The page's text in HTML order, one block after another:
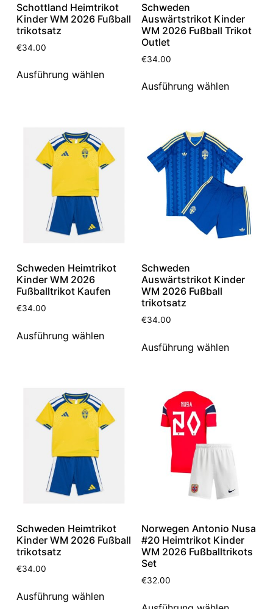
Schottland Heimtrikot
Kinder WM 2026 Fußball
trikotsatz
€34.00
Ausführung wählen
Schweden
Auswärtstrikot Kinder
WM 2026 Fußball Trikot
Outlet
€34.00
Ausführung wählen
Schweden Heimtrikot
Kinder WM 2026
Fußballtrikot Kaufen
€34.00
Ausführung wählen
Schweden
Auswärtstrikot Kinder
WM 2026 Fußball
trikotsatz
€34.00
Ausführung wählen
Schweden Heimtrikot
Kinder WM 2026 Fußball
trikotsatz
€34.00
Ausführung wählen
Norwegen Antonio Nusa
#20 Heimtrikot Kinder
WM 2026 Fußballtrikots
Set
€32.00